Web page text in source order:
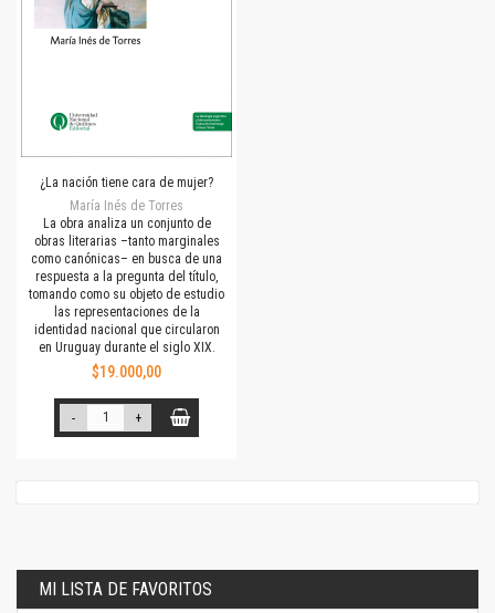
¿La nación tiene cara de mujer?
María Inés de Torres
La obra analiza un conjunto de
obras literarias –tanto marginales
como canónicas– en busca de una
respuesta a la pregunta del título,
tomando como su objeto de estudio
las representaciones de la
identidad nacional que circularon
en Uruguay durante el siglo XIX.
$19.000,00
- +
MI LISTA DE FAVORITOS